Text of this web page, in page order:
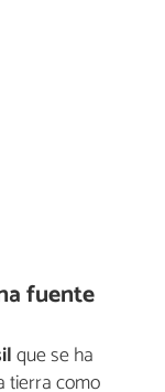
fuente
que se ha
tierra como